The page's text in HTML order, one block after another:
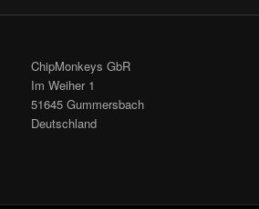
ChipMonkeys GbR
Im Weiher 1
51645 Gummersbach
Deutschland